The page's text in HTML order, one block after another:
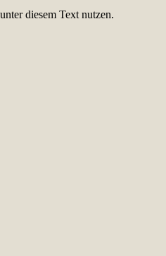
diesem Text nutzen.